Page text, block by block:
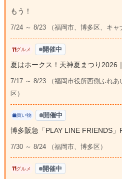
もう！
7/24 ～ 8/23 （福岡市、博多区、キャ
グルメ 開催中
夏はホークス！天神夏まつり2026
7/17 ～ 8/23 （福岡市役所西側ふれ
区）
買い物 開催中
博多阪急「PLAY LINE FRIENDS
7/30 ～ 8/24 （福岡市、博多区）
グルメ 開催中